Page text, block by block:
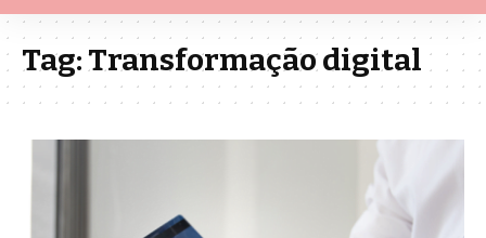
Tag:Transformação digital